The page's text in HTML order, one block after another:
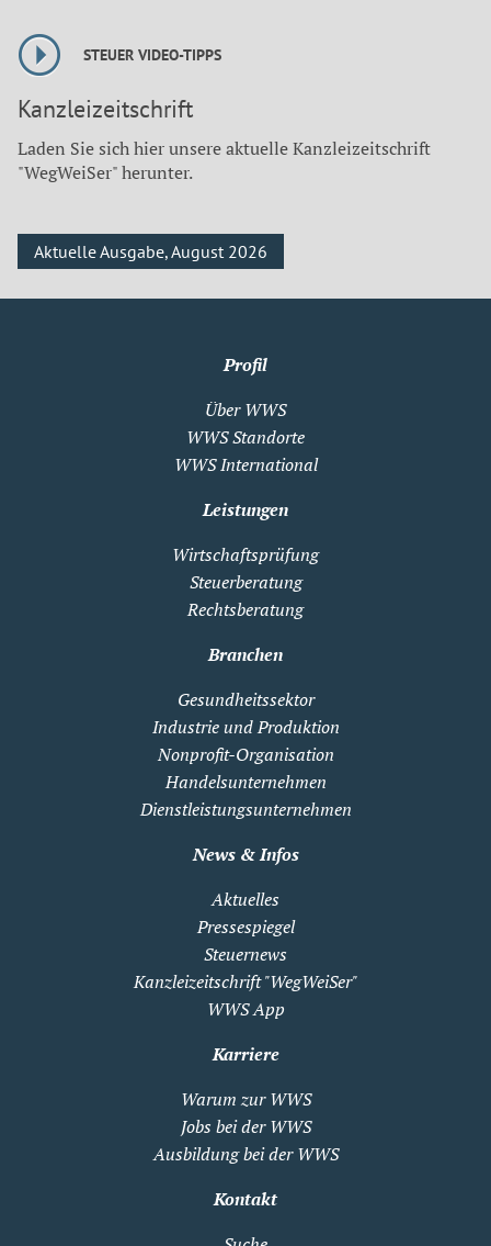
STEUER VIDEO-TIPPS
Kanzleizeitschrift
Laden Sie sich hier unsere aktuelle Kanzleizeitschrift
"WegWeiSer" herunter.
Aktuelle Ausgabe, August 2026
Profil
Über WWS
WWS Standorte
WWS International
Leistungen
Wirtschaftsprüfung
Steuerberatung
Rechtsberatung
Branchen
Gesundheitssektor
Industrie und Produktion
Nonprofit-Organisation
Handelsunternehmen
Dienstleistungsunternehmen
News & Infos
Aktuelles
Pressespiegel
Steuernews
Kanzleizeitschrift "WegWeiSer"
WWS App
Karriere
Warum zur WWS
Jobs bei der WWS
Ausbildung bei der WWS
Kontakt